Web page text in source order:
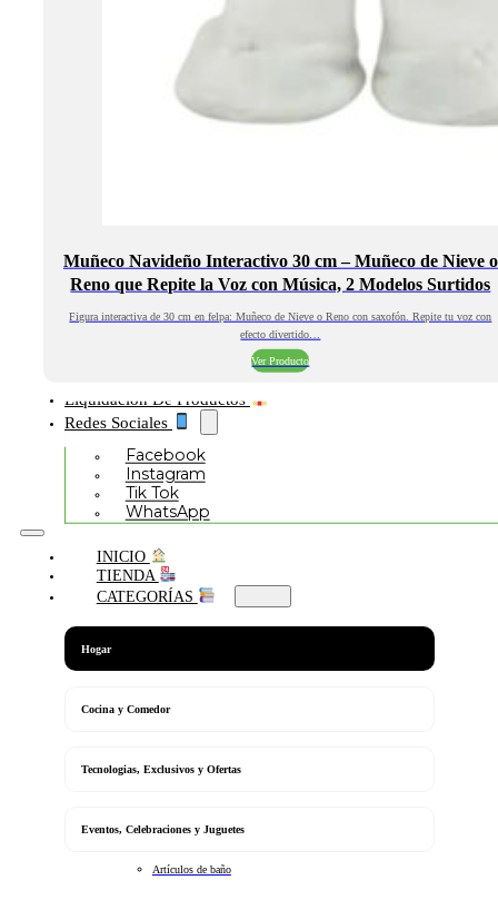
Muñeco Navideño Interactivo 30 cm – Muñeco de Nieve o
Reno que Repite la Voz con Música, 2 Modelos Surtidos
Figura interactiva de 30 cm en felpa: Muñeco de Nieve o Reno con saxofón. Repite tu voz con
efecto divertido…
Ver Producto
Liquidación De Productos
Redes Sociales
Facebook
Instagram
Tik Tok
WhatsApp
INICIO
TIENDA
CATEGORÍAS
Hogar
Cocina y Comedor
Tecnologias, Exclusivos y Ofertas
Eventos, Celebraciones y Juguetes
Artículos de baño